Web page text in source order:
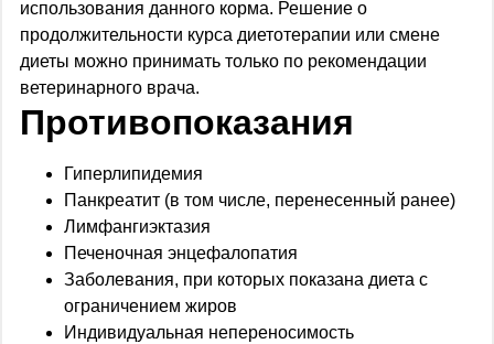
использования данного корма. Решение о
продолжительности курса диетотерапии или смене
диеты можно принимать только по рекомендации
ветеринарного врача.
Противопоказания
Гиперлипидемия
Панкреатит (в том числе, перенесенный ранее)
Лимфангиэктазия
Печеночная энцефалопатия
Заболевания, при которых показана диета с
ограничением жиров
Индивидуальная непереносимость